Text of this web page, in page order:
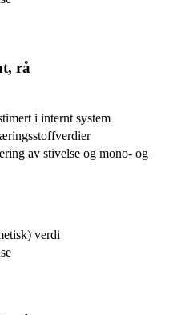
rå
i internt system
av stivelse og mono- og
verdi